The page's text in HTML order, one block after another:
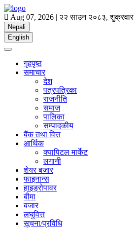
Aug 07, 2026 | २२ साउन २०८३, शुक्रवार
Nepali
English
गृहपृष्ठ
समाचार
देश
पत्रपत्रिका
राजनीति
समाज
पालिका
सम्पादकीय
बैंक तथा वित्त
आर्थिक
क्यापिटल मार्केट
लगानी
शेयर बजार
फाइनान्स
हाइड्रोपावर
बीमा
बजार
लघुवित्त
सूचना/प्रविधि